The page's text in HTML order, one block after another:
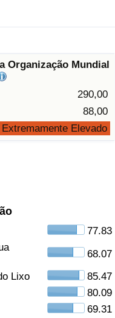
Organização Mundial
290,00
88,00
Extremamente Elevado
77.83
68.07
Lixo
85.47
80.09
69.31
por País